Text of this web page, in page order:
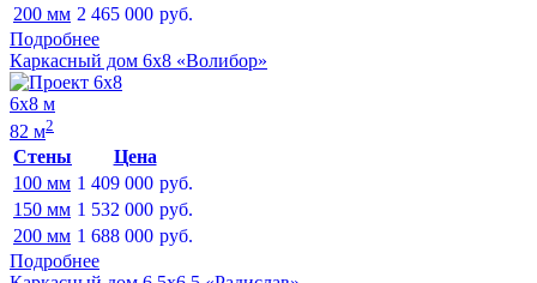
200 мм 2 465 000 руб.
Подробнее
Каркасный дом 6х8 «Волибор»
6х8 м
82 м2
Стены
Цена
100 мм 1 409 000 руб.
150 мм 1 532 000 руб.
200 мм 1 688 000 руб.
Подробнее